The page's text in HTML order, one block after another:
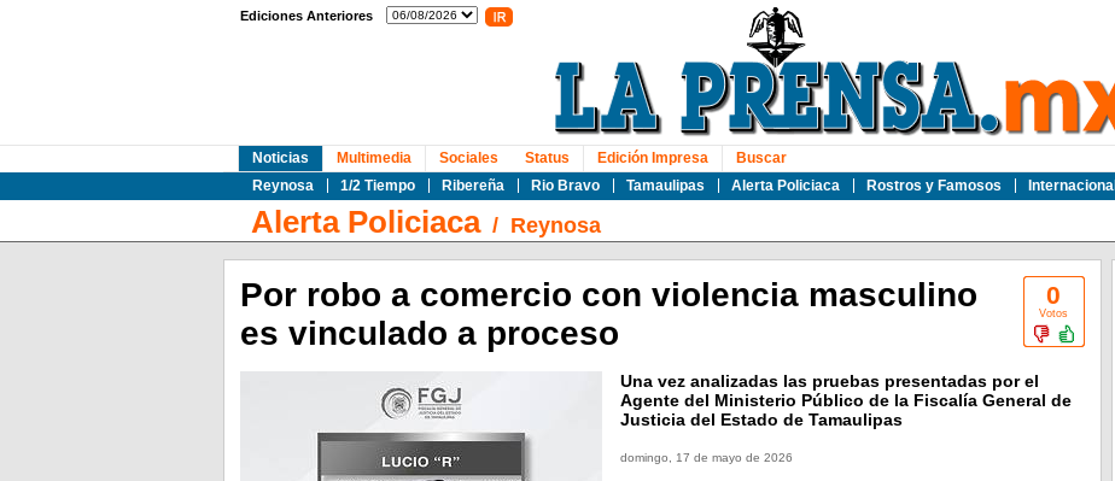
Ediciones Anteriores
Noticias
Reynosa
1/2 Tiempo Ribereña Rio Bravo Tamaulipas Alerta Policiaca Rostros y Famosos Internacional
Multimedia Sociales Status Edición Impresa Buscar
Alerta Policiaca/ Reynosa
0
Votos
Por robo a comercio con violencia masculino
es vinculado a proceso
Una vez analizadas las pruebas presentadas por el
Agente del Ministerio Público de la Fiscalía General de
Justicia del Estado de Tamaulipas
domingo, 17 de mayo de 2026